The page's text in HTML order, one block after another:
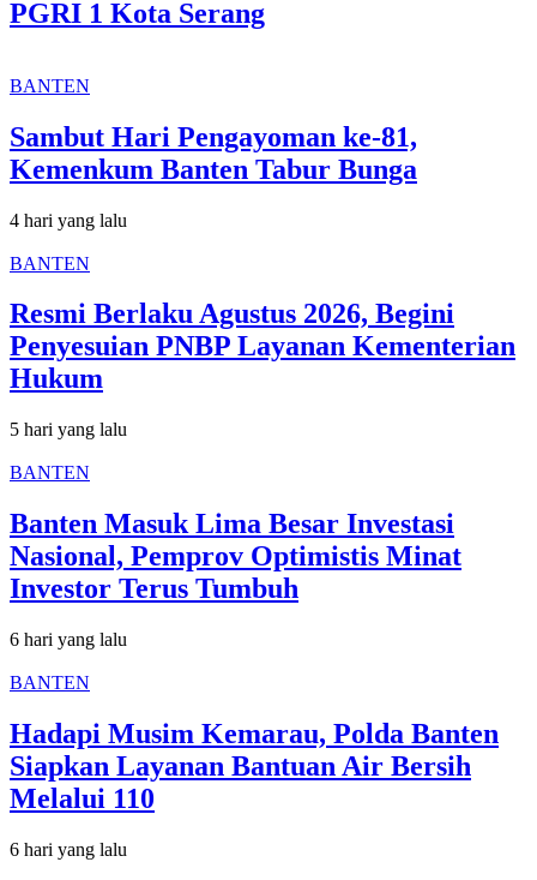
PGRI 1 Kota Serang
BANTEN
Sambut Hari Pengayoman ke-81,
Kemenkum Banten Tabur Bunga
4 hari yang lalu
BANTEN
Resmi Berlaku Agustus 2026, Begini
Penyesuian PNBP Layanan Kementerian
Hukum
5 hari yang lalu
BANTEN
Banten Masuk Lima Besar Investasi
Nasional, Pemprov Optimistis Minat
Investor Terus Tumbuh
6 hari yang lalu
BANTEN
Hadapi Musim Kemarau, Polda Banten
Siapkan Layanan Bantuan Air Bersih
Melalui 110
6 hari yang lalu